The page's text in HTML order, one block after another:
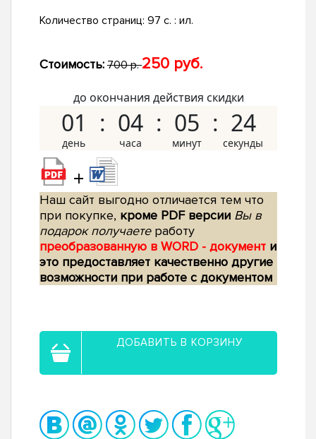
Количество страниц: 97 с. : ил.
Стоимость: 700 р.250 руб.
до окончания действия скидки
01 04 05 23
+
Наш сайт выгодно отличается тем что
при покупке, кроме PDF версии Вы в
подарок получаетеработу
преобразованную в WORD - документ и
это предоставляет качественно другие
возможности при работе с документом
ДОБАВИТЬ В КОРЗИНУ